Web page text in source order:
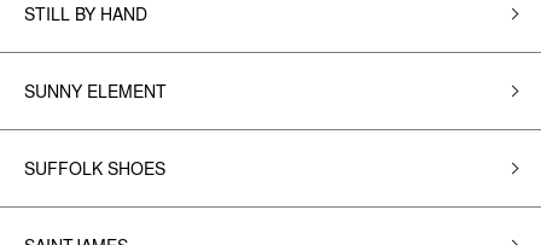
STILL BY HAND
SUNNY ELEMENT
SUFFOLK SHOES